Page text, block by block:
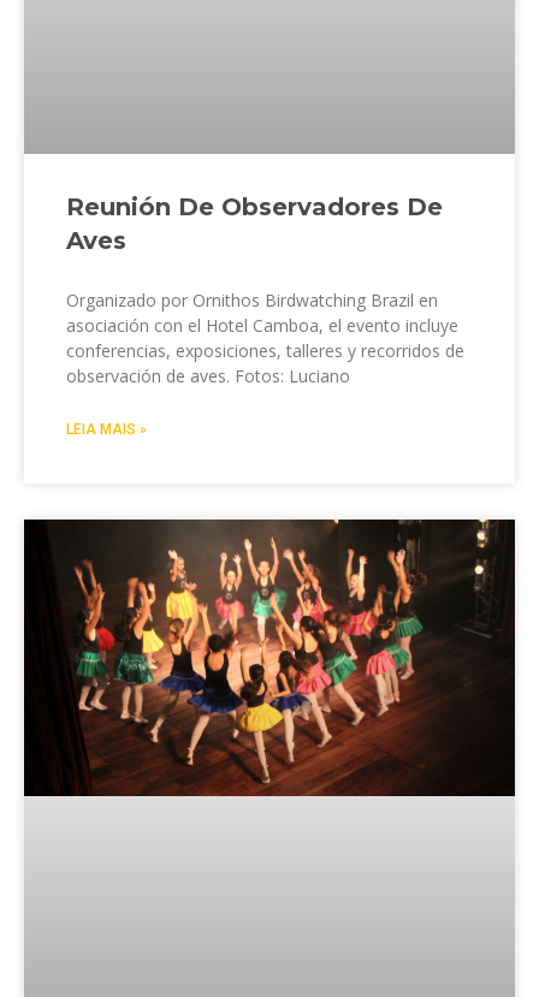
Reunión De Observadores De
Aves
Organizado por Ornithos Birdwatching Brazil en
asociación con el Hotel Camboa, el evento incluye
conferencias, exposiciones, talleres y recorridos de
observación de aves. Fotos: Luciano
LEIA MAIS »